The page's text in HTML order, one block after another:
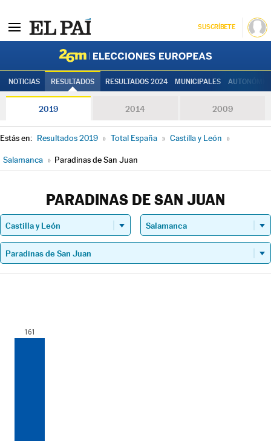
SUSCRÍBETE
NOTICIAS RESULTADOS RESULTADOS 2024 MUNICIPALES
2019 2014 2009
Estás en: Resultados 2019 » Total España » Castilla y León »
Salamanca » Paradinas de San Juan
PARADINAS DE SAN JUAN
161